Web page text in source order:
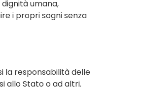
umana,
i propri sogni senza
la responsabilità delle
allo Stato o ad altri.